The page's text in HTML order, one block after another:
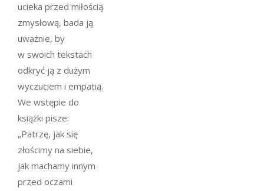
ucieka przed miłością
zmysłową, bada ją
uważnie, by
w swoich tekstach
odkryć ją z dużym
wyczuciem i empatią.
We wstępie do
książki pisze:
„Patrzę, jak się
złościmy na siebie,
jak machamy innym
przed oczami